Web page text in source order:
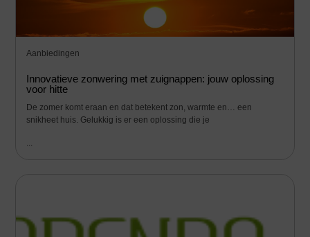
Aanbiedingen
Innovatieve zonwering met zuignappen: jouw oplossing
voor hitte
De zomer komt eraan en dat betekent zon, warmte en… een
snikheet huis. Gelukkig is er een oplossing die je